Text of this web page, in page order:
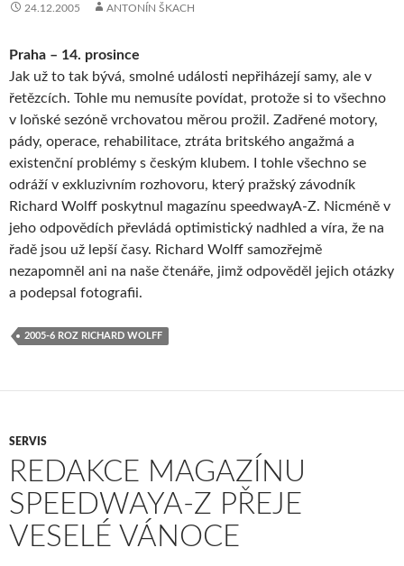
24.12.2005 ANTONÍN ŠKACH
Praha – 14. prosince
Jak už to tak bývá, smolné události nepřiházejí samy, ale v
řetězcích. Tohle mu nemusíte povídat, protože si to všechno
v loňské sezóně vrchovatou měrou prožil. Zadřené motory,
pády, operace, rehabilitace, ztráta britského angažmá a
existenční problémy s českým klubem. I tohle všechno se
odráží v exkluzivním rozhovoru, který pražský závodník
Richard Wolff poskytnul magazínu speedwayA-Z. Nicméně v
jeho odpovědích převládá optimistický nadhled a víra, že na
řadě jsou už lepší časy. Richard Wolff samozřejmě
nezapomněl ani na naše čtenáře, jimž odpověděl jejich otázky
a podepsal fotografii.
2005-6 ROZ RICHARD WOLFF
SERVIS
REDAKCE MAGAZÍNU
SPEEDWAYA-Z PŘEJE
VESELÉ VÁNOCE